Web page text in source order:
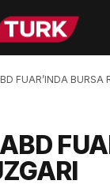
FUAR’INDA BURSA